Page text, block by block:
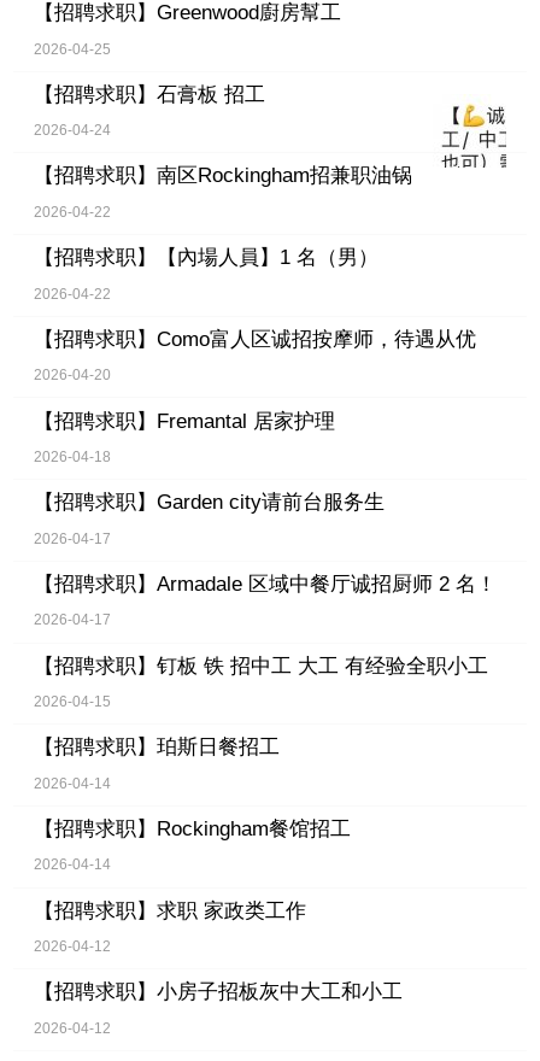
【招聘求职】 Greenwood廚房幫工
2026-04-25
【招聘求职】 石膏板 招工
2026-04-24
【招聘求职】 南区Rockingham招兼职油锅
2026-04-22
【招聘求职】 【內場人員】1 名（男）
2026-04-22
【招聘求职】 Como富人区诚招按摩师，待遇从优
2026-04-20
【招聘求职】 Fremantal 居家护理
2026-04-18
【招聘求职】 Garden city请前台服务生
2026-04-17
【招聘求职】 Armadale 区域中餐厅诚招厨师 2 名！
2026-04-17
【招聘求职】 钉板 铁 招中工 大工 有经验全职小工
2026-04-15
【招聘求职】 珀斯日餐招工
2026-04-14
【招聘求职】 Rockingham餐馆招工
2026-04-14
【招聘求职】 求职 家政类工作
2026-04-12
【招聘求职】 小房子招板灰中大工和小工
2026-04-12